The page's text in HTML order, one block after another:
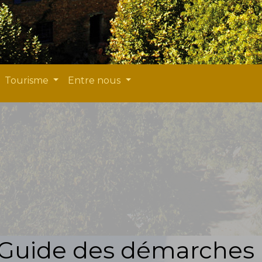
Tourisme Entre nous
des démarches